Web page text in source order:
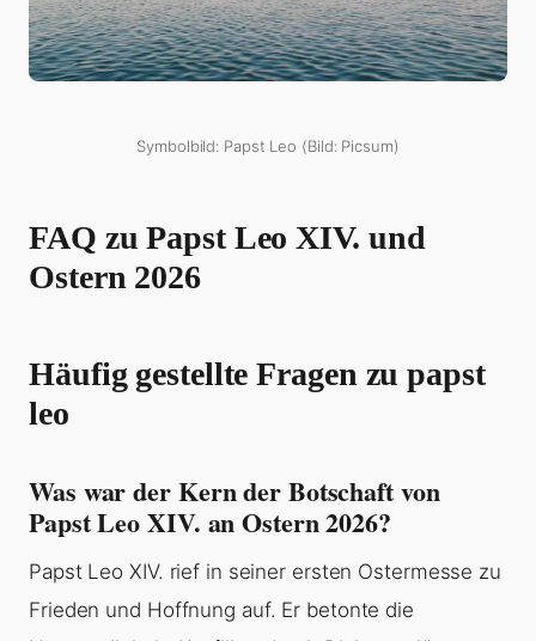
Symbolbild: Papst Leo (Bild: Picsum)
FAQ zu Papst Leo XIV. und
Ostern 2026
Häufig gestellte Fragen zu papst
leo
Was war der Kern der Botschaft von
Papst Leo XIV. an Ostern 2026?
Papst Leo XIV. rief in seiner ersten Ostermesse zu
Frieden und Hoffnung auf. Er betonte die